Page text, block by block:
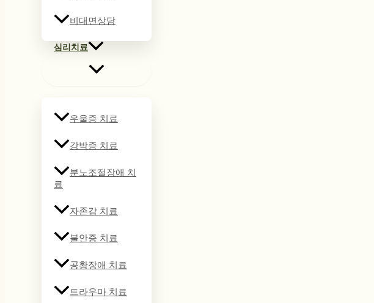
비대면상담
심리치료
우울증 치료
강박증 치료
분노조절장애 치
료
자존감 치료
불안증 치료
공황장애 치료
트라우마 치료